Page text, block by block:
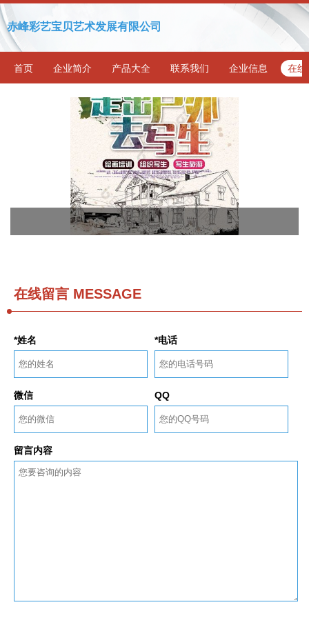
赤峰彩艺宝贝艺术发展有限公司
首页 企业简介 产品大全 联系我们 企业信息 在线
在线留言 MESSAGE
*姓名 *电话
微信 QQ
留言内容